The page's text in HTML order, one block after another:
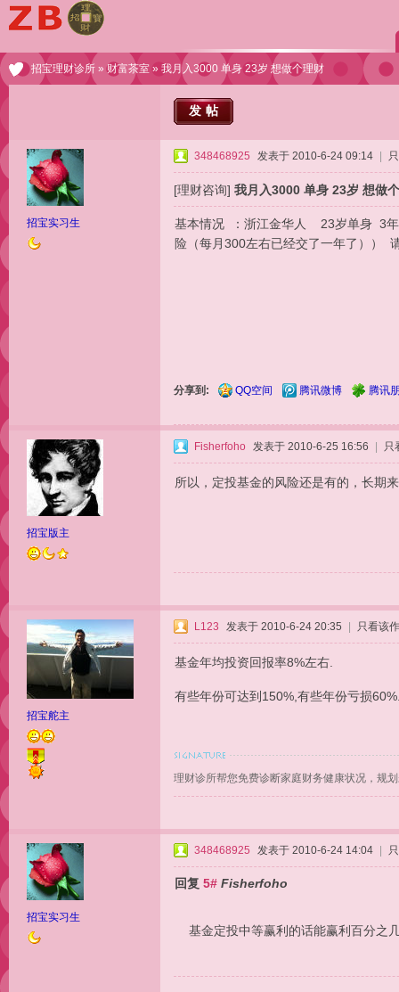
招宝理财诊所 »财富茶室 » 我月入3000 单身 23岁 想做个理财
发帖
招宝实习生
348468925 发表于 2010-6-24 09:14
[理财咨询] 我月入3000 单身 23岁 想做
基本情况 ：浙江金华人 23岁单身 3年
险（每月300左右已经交了一年了））
分享到: QQ空间 腾讯微博 腾讯
招宝版主
Fisherfoho 发表于 2010-6-25 16:56 只
所以，定投基金的风险还是有的，长期
招宝舵主
L123 发表于 2010-6-24 20:35 只看该
基金年均投资回报率8%左右.
有些年份可达到150%,有些年份亏损
理财诊所帮您免费诊断家庭财务健康状况，规
招宝实习生
348468925 发表于 2010-6-24 14:04
回复 5# Fisherfoho
基金定投中等赢利的话能赢利百分